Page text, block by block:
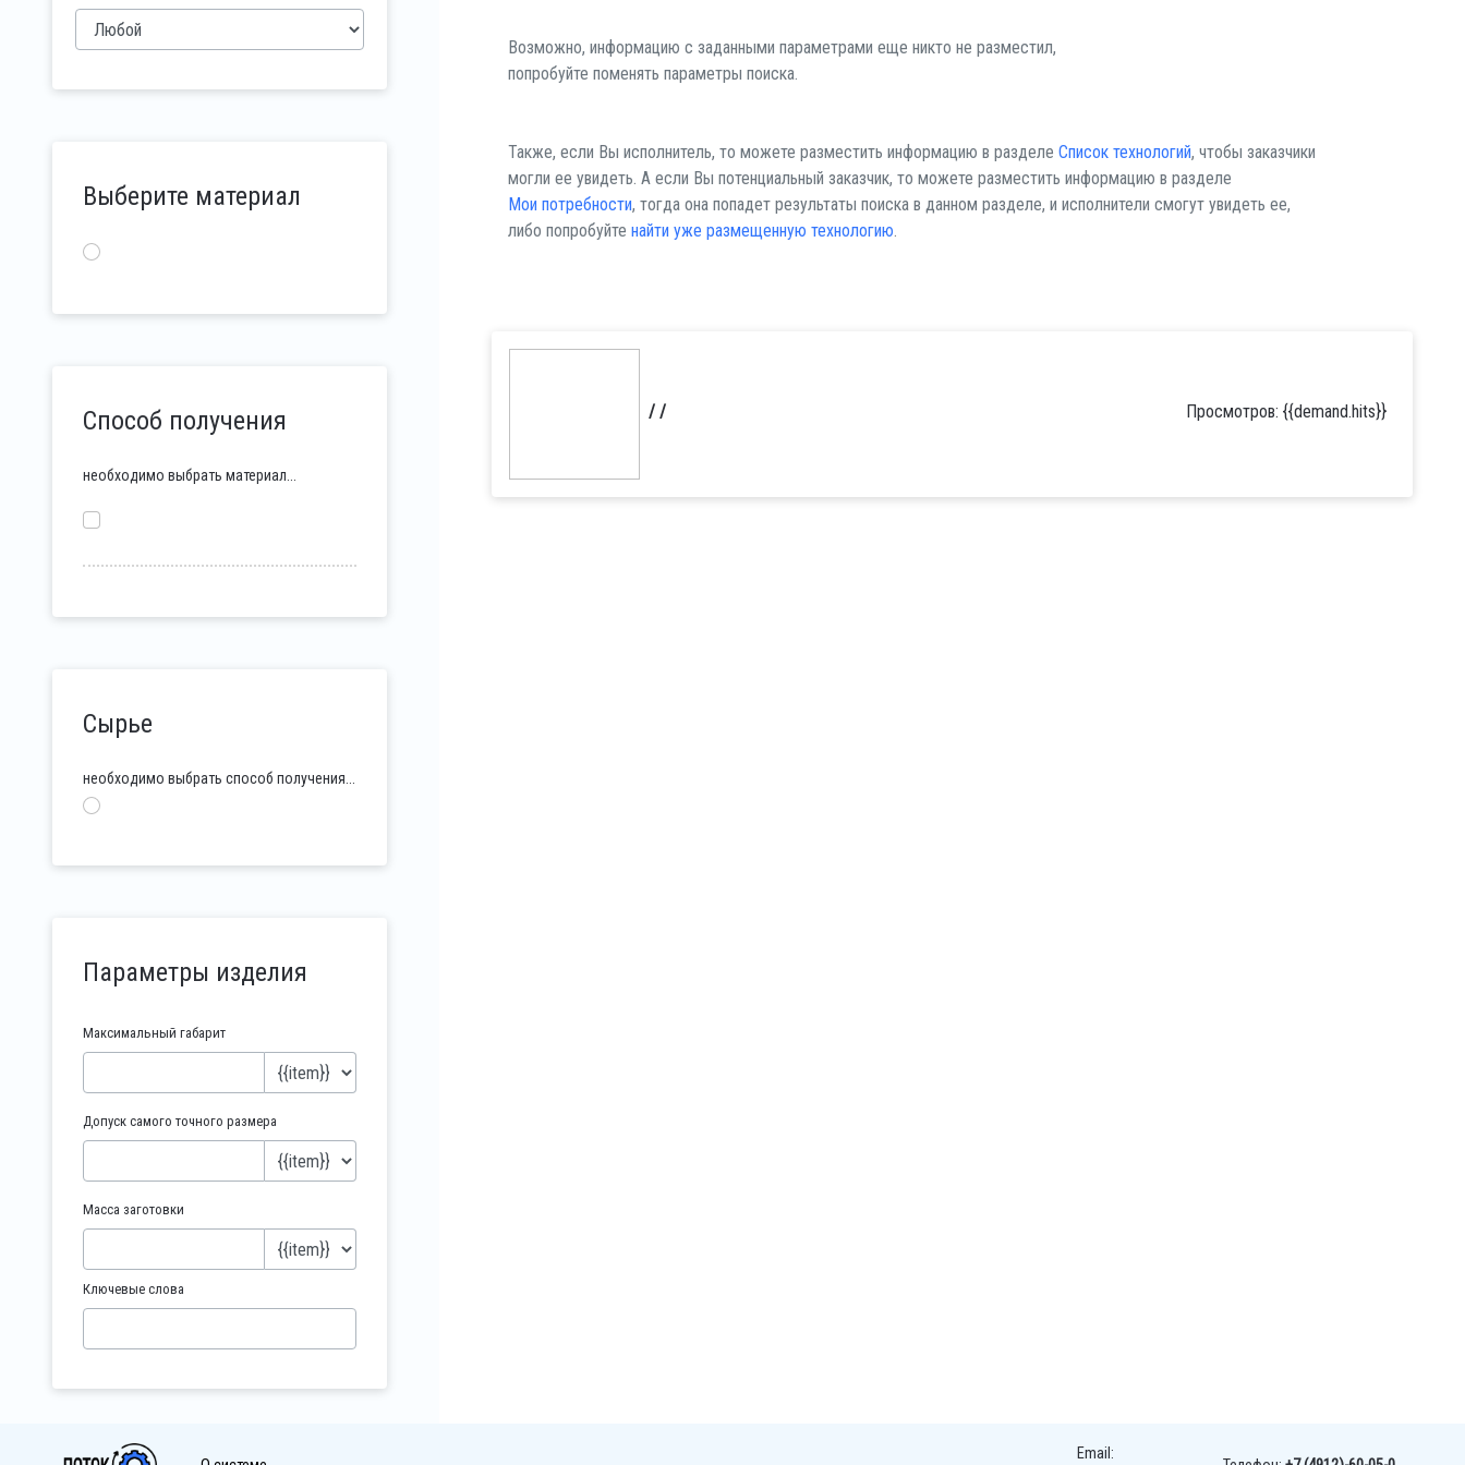
Выберите материал
Способ получения
необходимо выбрать материал...
Сырье
необходимо выбрать способ получения...
Параметры изделия
Максимальный габарит
Допуск самого точного размера
Масса заготовки
Ключевые слова
Возможно, информацию с заданными параметрами еще никто не разместил,
попробуйте поменять параметры поиска.
Также, если Вы исполнитель, то можете разместить информацию в разделеСписок технологий, чтобы заказчики
могли ее увидеть. А если Вы потенциальный заказчик, то можете разместить информацию в разделе
Мои потребности, тогда она попадет результаты поиска в данном разделе, и исполнители смогут увидеть ее,
либо попробуйтенайти уже размещенную технологию.
// Просмотров: {{demand.hits}}
Email: